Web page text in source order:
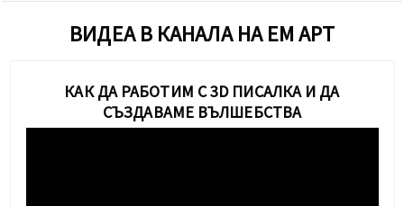
ВИДЕА В КАНАЛА НА ЕМ АРТ
КАК ДА РАБОТИМ С 3D ПИСАЛКА И ДА
СЪЗДАВАМЕ ВЪЛШЕБСТВА